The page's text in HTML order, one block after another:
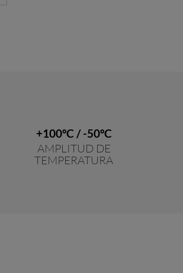
+100ºC / -50ºC
AMPLITUD DE
TEMPERATURA